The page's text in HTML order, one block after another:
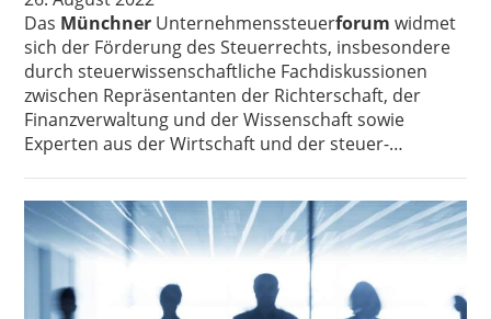
Das Münchner Unternehmenssteuerforum widmet
sich der Förderung des Steuerrechts, insbesondere
durch steuerwissenschaftliche Fachdiskussionen
zwischen Repräsentanten der Richterschaft, der
Finanzverwaltung und der Wissenschaft sowie
Experten aus der Wirtschaft und der steuer-…